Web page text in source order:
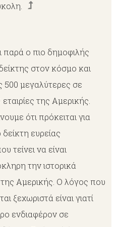
παρά ο πιο δημοφιλής
στον κόσμο και
500 μεγαλύτερες σε
εταιρίες της Αμερικής.
ότι πρόκειται για
ευρείας
τείνει να είναι
την ιστορικά
Αμερικής. Ο λόγος που
ξεχωριστά είναι γιατί
ενδιαφέρον σε